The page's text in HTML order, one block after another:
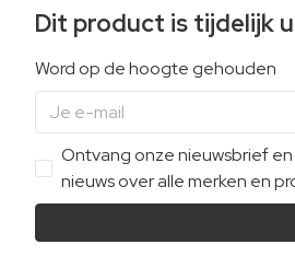
Dit product is tijdelijk
Word op de hoogte gehouden
Ontvang onze nieuwsbrief
nieuws over alle merken en